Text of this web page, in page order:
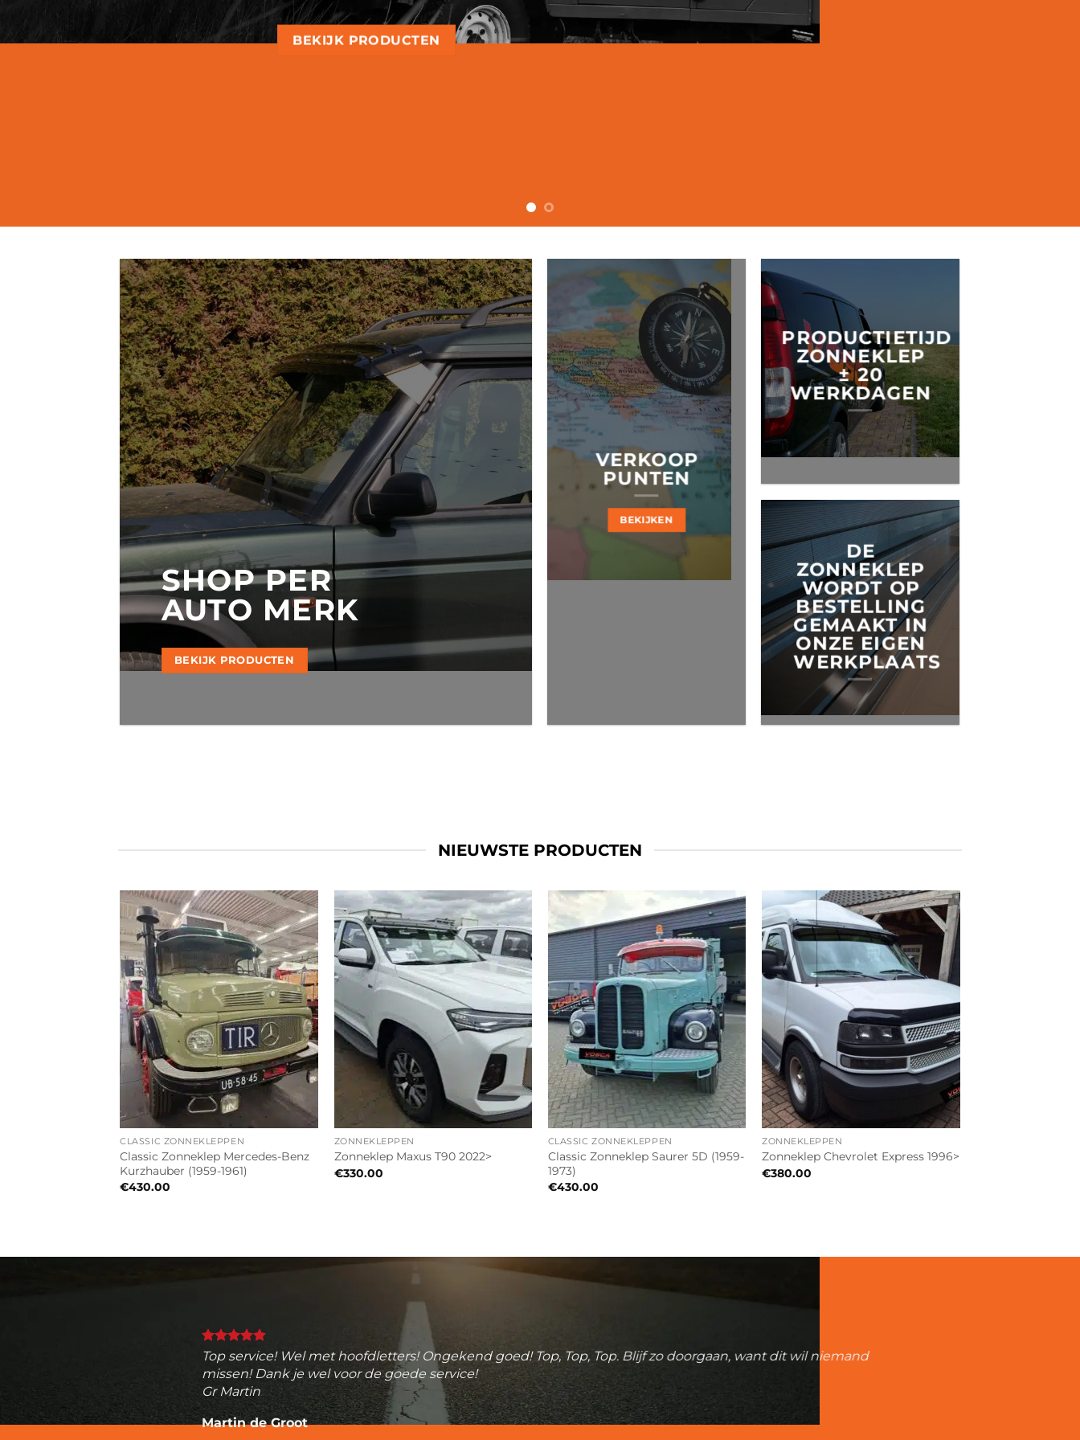
BEKIJK PRODUCTEN
SHOP PER
AUTO MERK
BEKIJK PRODUCTEN
VERKOOP
PUNTEN
BEKIJKEN
PRODUCTIETIJD
ZONNEKLEP
± 20
WERKDAGEN
DE
ZONNEKLEP
WORDT OP
BESTELLING
GEMAAKT IN
ONZE EIGEN
WERKPLAATS
NIEUWSTE PRODUCTEN
CLASSIC ZONNEKLEPPEN
Classic Zonneklep Mercedes-Benz
Kurzhauber (1959-1961)
€430.00
ZONNEKLEPPEN
Zonneklep Maxus T90 2022>
€330.00
CLASSIC ZONNEKLEPPEN
Classic Zonneklep Saurer 5D (1959-
1973)
€430.00
ZONNEKLEPPEN
Zonneklep Chevrolet Express 1996>
€380.00
Top service! Wel met hoofdletters! Ongekend goed! Top, Top, Top. Blijf zo doorgaan, want dit wil niemand
missen! Dank je wel voor de goede service!
Gr Martin
Martin de Groot